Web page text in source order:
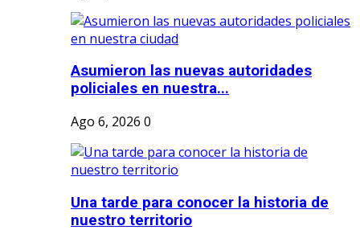
Asumieron las nuevas autoridades
policiales en nuestra...
Ago 6, 2026 0
Una tarde para conocer la historia de
nuestro territorio